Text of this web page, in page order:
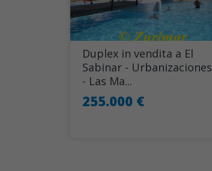
Duplex in vendita a El
Sabinar - Urbanizaciones
- Las Ma...
255.000 €